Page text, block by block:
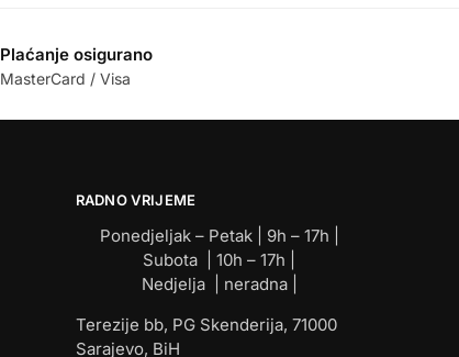
Plaćanje osigurano
MasterCard / Visa
RADNO VRIJEME
Ponedjeljak – Petak | 9h – 17h |
Subota | 10h – 17h |
Nedjelja | neradna |
Terezije bb, PG Skenderija, 71000
Sarajevo, BiH